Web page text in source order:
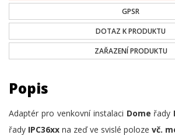
GPSR
DOTAZ K PRODUKTU
ZAŘAZENÍ PRODUKTU
Popis
Adaptér pro venkovní instalaci Dome řady
řady IPC36xx na zeď ve svislé poloze vč.